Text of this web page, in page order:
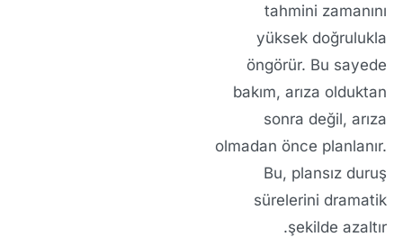
tahmini zamanını
yüksek doğrulukla
öngörür. Bu sayede
bakım, arıza olduktan
sonra değil, arıza
olmadan önce planlanır.
Bu, plansız duruş
sürelerini dramatik
şekilde azaltır.